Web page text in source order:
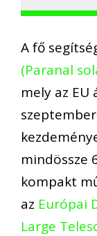
A fő
(Paranal
mely az
mindössze
kompakt
az Európai
Large